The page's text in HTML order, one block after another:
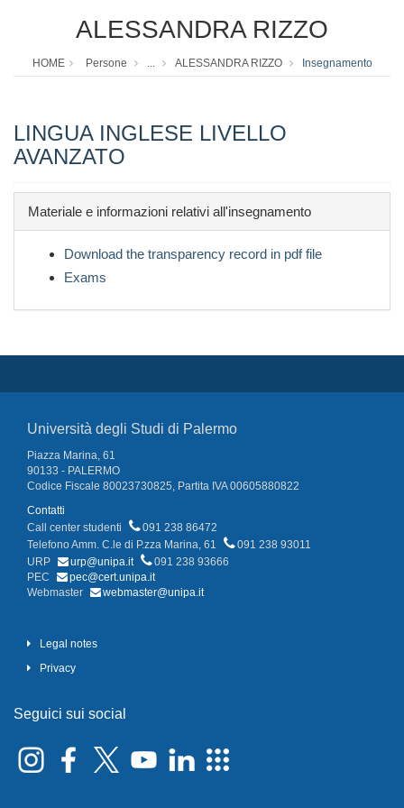
ALESSANDRA RIZZO
HOME Persone ... ALESSANDRA RIZZO Insegnamento
LINGUA INGLESE LIVELLO
AVANZATO
Materiale e informazioni relativi all'insegnamento
Download the transparency record in pdf file
Exams
Università degli Studi di Palermo
Piazza Marina, 61
90133 - PALERMO
Codice Fiscale 80023730825, Partita IVA 00605880822
Contatti
Call center studenti
091 238 86472
Telefono Amm. C.le di P.zza Marina, 61
091 238 93011
URP
urp@unipa.it
091 238 93666
PEC
pec@cert.unipa.it
Webmaster
webmaster@unipa.it
Legal notes
Privacy
Seguici sui social